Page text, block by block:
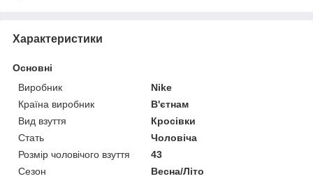
Характеристики
Основні
Виробник
Nike
Країна виробник
В'єтнам
Вид взуття
Кросівки
Стать
Чоловіча
Розмір чоловічого взуття
43
Сезон
Весна/Літо